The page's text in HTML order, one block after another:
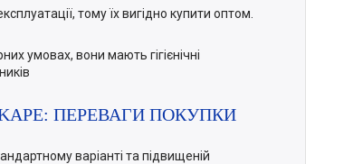
тому їх вигідно купити оптом.
умовах, вони мають гігієнічні
ПЕРЕВАГИ ПОКУПКИ
варіанті та підвищеній